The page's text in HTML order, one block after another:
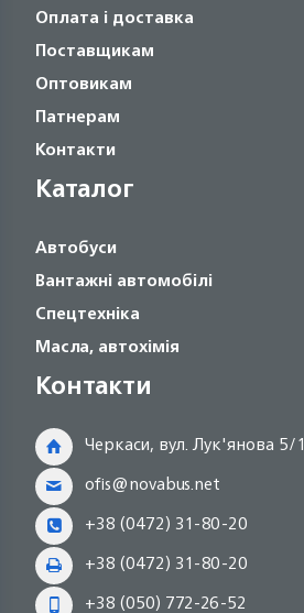
Оплата і доставка
Поставщикам
Оптовикам
Патнерам
Контакти
Каталог
Автобуси
Вантажні автомобілі
Спецтехніка
Масла, автохімія
Контакти
Черкаси, вул. Лук'янова 5/1
ofis@novabus.net
+38 (0472) 31-80-20
+38 (0472) 31-80-20
+38 (050) 772-26-52